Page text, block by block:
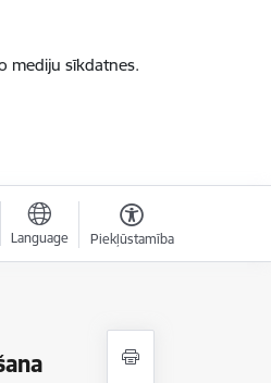
mediju sīkdatnes.
Language Piekļūstamība